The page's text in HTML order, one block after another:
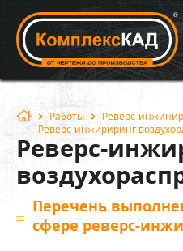
Работы
Реверс-
Реверс-инжириринг
Реверс-
Перечень
сфере реверс-